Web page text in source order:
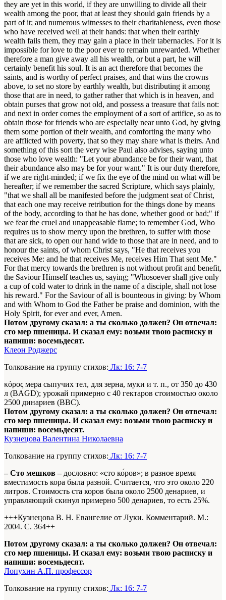
they are yet in this world, if they are unwilling to divide all their
wealth among the poor, that at least they should gain friends by a
part of it; and numerous witnesses to their charitableness, even those
who have received well at their hands: that when their earthly
wealth fails them, they may gain a place in their tabernacles. For it is
impossible for love to the poor ever to remain unrewarded. Whether
therefore a man give away all his wealth, or but a part, he will
certainly benefit his soul. It is an act therefore that becomes the
saints, and is worthy of perfect praises, and that wins the crowns
above, to set no store by earthly wealth, but distributing it among
those that are in need, to gather rather that which is in heaven, and
obtain purses that grow not old, and possess a treasure that fails not:
and next in order comes the employment of a sort of artifice, so as to
obtain those for friends who are especially near unto God, by giving
them some portion of their wealth, and comforting the many who
are afflicted with poverty, that so they may share what is theirs. And
something of this sort the very wise Paul also advises, saying unto
those who love wealth: "Let your abundance be for their want, that
their abundance also may be for your want." It is our duty therefore,
if we are right-minded; if we fix the eye of the mind on what will be
hereafter; if we remember the sacred Scripture, which says plainly,
"that we shall all be manifested before the judgment seat of Christ,
that each one may receive retribution for the things done by means
of the body, according to that he has done, whether good or bad;" if
we fear the cruel and unappeasable flame; to remember God, Who
requires us to show mercy upon the brethren, to suffer with those
that are sick, to open our hand wide to those that are in need, and to
honour the saints, of whom Christ says, "He that receives you
receives Me: and he that receives Me, receives Him That sent Me."
For that mercy towards the brethren is not without profit and benefit,
the Saviour Himself teaches us, saying; "Whosoever shall give only
a cup of cold waterto drink in the name of a disciple, shall not lose
his reward." For the Saviour of all is bounteous in giving: by Whom
and with Whom to God the Father be praise and dominion, with the
Holy Spirit, for ever and ever, Amen.
Потом другому сказал: а ты сколько должен? Он отвечал:
сто мер пшеницы. И сказал ему: возьми твою расписку и
напиши: восемьдесят.
Клеон Роджерс
Толкование на группу стихов: Лк: 16: 7-7
κόρος мера сыпучих тел, для зерна, муки и т. п., от 350 до 430
л (BAGD); урожай примерно с 40 гектаров стоимостью около
2500 динариев (ВВС).
Потом другому сказал: а ты сколько должен? Он отвечал:
сто мер пшеницы. И сказал ему: возьми твою расписку и
напиши: восемьдесят.
Кузнецова Валентина Николаевна
Толкование на группу стихов: Лк: 16: 7-7
– Сто мешков –дословно: «сто ко́ров»; в разное время
вместимость кора была разной. Считается, что это около 220
литров. Стоимость ста коров была около 2500 денариев, и
управляющий скинул примерно 500 денариев, то есть 25%.
+++Кузнецова В. Н. Евангелие от Луки. Комментарий. М.:
2004. С. 364++
Потом другому сказал: а ты сколько должен? Он отвечал:
сто мер пшеницы. И сказал ему: возьми твою расписку и
напиши: восемьдесят.
Лопухин А.П. профессор
Толкование на группу стихов: Лк: 16: 7-7